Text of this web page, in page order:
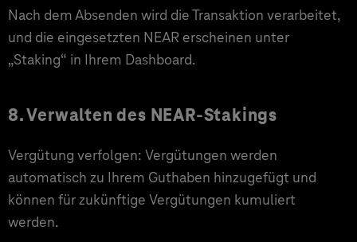
Nach dem Absenden wird die Transaktion verarbeitet,
und die eingesetzten NEAR erscheinen unter
„Staking“ in Ihrem Dashboard.
8. Verwalten des NEAR-Stakings
Vergütung verfolgen: Vergütungen werden
automatisch zu Ihrem Guthaben hinzugefügt und
können für zukünftige Vergütungen kumuliert
werden.